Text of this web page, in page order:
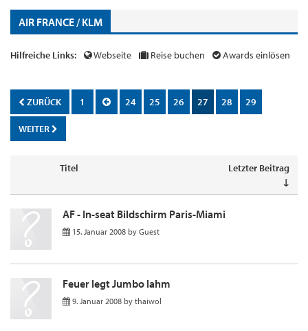
AIR FRANCE / KLM
Hilfreiche Links: Webseite Reise buchen Awards einlösen
ZURÜCK 1 24 25 26 27 28 29
WEITER
Titel
Letzter Beitrag
↓
AF - In-seat Bildschirm Paris-Miami
15. Januar 2008 by Guest
Feuer legt Jumbo lahm
9. Januar 2008 by thaiwol